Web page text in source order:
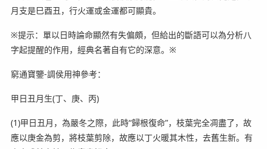
月支是巳酉丑，行火運或金運都可顯貴。
※提示：單以日時論命顯然有失偏頗，但給出的斷語可以為分析八
字起提醒的作用，經典名著自有它的深意。※
窮通寶鑒-調侯用神參考：
甲日丑月生(丁、庚、丙)
(1)甲日丑月，為嚴冬之際，此時“歸根復命”，枝葉完全凋盡了，故
應以庚金為剪，將枝葉剪除，故應以丁火暖其木性，去舊生新。有